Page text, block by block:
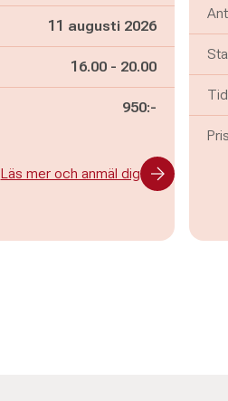
11 augusti 2026
Pågår mellan
16.00 - och
20.00
950:-
Läs mer och anmäl dig